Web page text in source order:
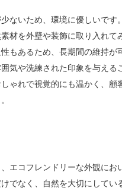
ないため、環境に優しいです
材を外壁や装飾に取り入れて
もあるため、長期間の維持が
気や洗練された印象を与える
ゃれで視覚的にも温かく、顧
エコフレンドリーな外観にお
でなく、自然を大切にしてい